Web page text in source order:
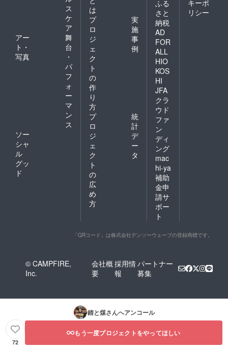
時点で
は営業
案内し
ます。
ス
ケ
ア
アー
ト・
写真
舞
台
・
パ
フ
ォ
ー
マ
ン
ス
ソー
シャ
ル
グッ
ド
は
プ
ロ
ジ
ェ
ク
ト
の
作
り
方
実
施
事
例
プ
ロ
ジ
ェ
ク
ト
の
広
め
方
統
計
デ
ー
タ
ふる
さと
納税
AD
FOR
ALL
HIO
KOS
HI
JFA
クラ
ウド
ファ
ン
ディ
ング
mac
hi-ya
補助
金申
請サ
ポー
ト
キーポ
リシー
「QRコード」は株式会社デンソーウェーブの登録商標です。
© CAMPFIRE,
Inc.
会社概
要
採用情
報
パートナー
募集
錆と煤さんへアンコール
72
もう一度プロジェクトをやってほしい